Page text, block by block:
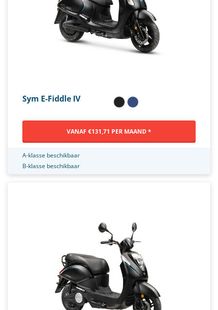
Sym E-Fiddle IV
VANAF €131,71 PER MAAND *
A-klasse beschikbaar
B-klasse beschikbaar